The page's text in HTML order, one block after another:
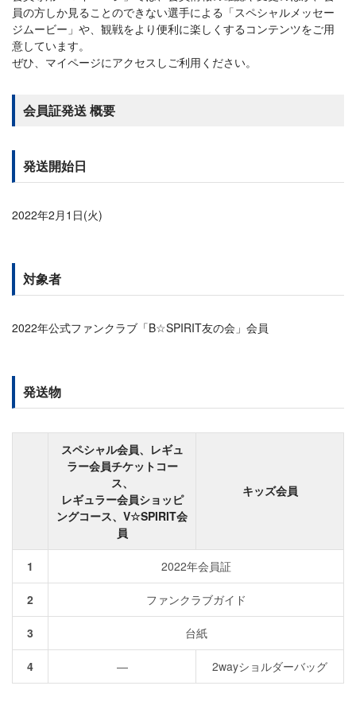
員の方しか見ることのできない選手による「スペシャルメッセー
ジムービー」や、観戦をより便利に楽しくするコンテンツをご用
意しています。
ぜひ、マイページにアクセスしご利用ください。
会員証発送 概要
発送開始日
2022年2月1日(火)
対象者
2022年公式ファンクラブ「B☆SPIRIT友の会」会員
発送物
スペシャル会員、レギュ
ラー会員チケットコー
ス、
レギュラー会員ショッピ
ングコース、V☆SPIRIT会
員
キッズ会員
1 2022年会員証
2 ファンクラブガイド
3 台紙
4 ― 2wayショルダーバッグ